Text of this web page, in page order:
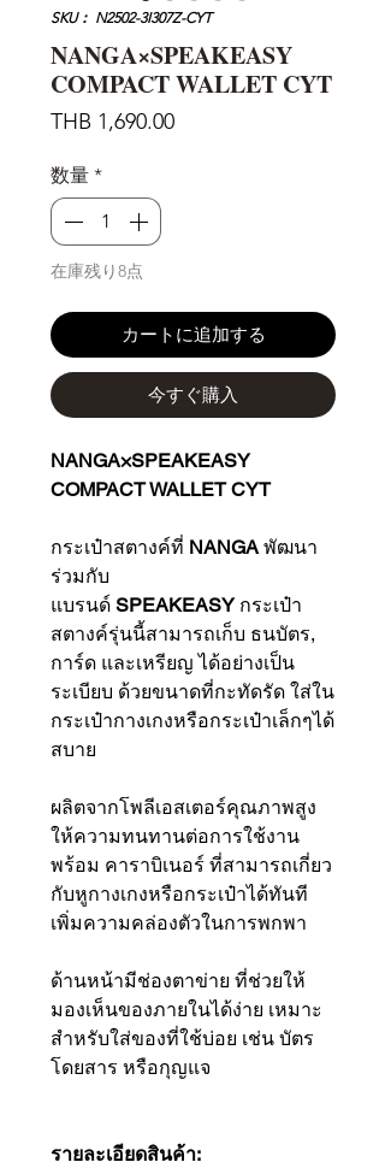
SKU： N2502-3I307Z-CYT
NANGA×SPEAKEASY
COMPACT WALLET CYT
THB 1,690.00価
数量 *
在庫残り8点
カートに追加する
今すぐ購入
NANGA×SPEAKEASY
COMPACT WALLET CYT
กระเป๋าสตางค์ที่ NANGA พัฒนา
ร่วมกับ
แบรนด์ SPEAKEASYกระเป๋า
สตางค์รุ่นนี้สามารถเก็บ ธนบัตร,
การ์ด และเหรียญ ได้อย่างเป็น
ระเบียบ ด้วยขนาดที่กะทัดรัด ใส่ใน
กระเป๋ากางเกงหรือกระเป๋าเล็กๆได้
สบาย
ผลิตจากโพลีเอสเตอร์คุณภาพสูง
ให้ความทนทานต่อการใช้งาน
พร้อม คาราบิเนอร์ ที่สามารถเกี่ยว
กับหูกางเกงหรือกระเป๋าได้ทันที
เพิ่มความคล่องตัวในการพกพา
ด้านหน้ามีช่องตาข่าย ที่ช่วยให้
มองเห็นของภายในได้ง่าย เหมาะ
สำหรับใส่ของที่ใช้บ่อย เช่น บัตร
โดยสาร หรือกุญแจ
รายละเอียดสินค้า: